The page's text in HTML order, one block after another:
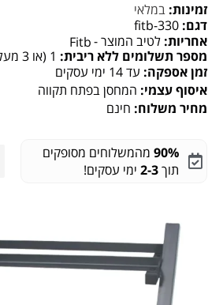
זמינות: במלאי
דגם: fitb-330
אחריות: לטיב המוצר -Fitb
מספר תשלומים ללא ריבית: 1 (או 3 מעל 1,000 ₪)
זמן אספקה: עד 14 ימי עסקים
איסוף עצמי: המחסן בפתח תקווה
מחיר משלוח: חינם
90% מהמשלוחים מסופקים
תוך2-3 ימי עסקים!